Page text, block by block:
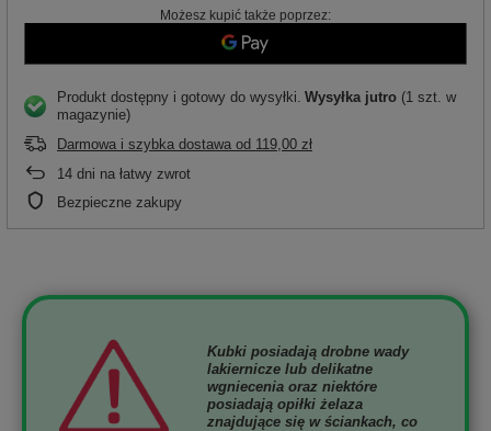
Możesz kupić także poprzez:
Produkt dostępny i gotowy do wysyłki Wysyłka jutro (1 szt. w
magazynie)
Darmowa i szybka dostawa od 119,00 zł
14 dni na łatwy zwrot
Bezpieczne zakupy
Kubki posiadają drobne wady
lakiernicze lub delikatne
wgniecenia oraz niektóre
posiadają opiłki żelaza
znajdujące się w ściankach, co